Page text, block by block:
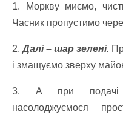
1. Моркву миємо,
Часник пропустимо
2.Далі – шар зелені.
і змащуємо зверху
3. А при подачі
насолоджуємося